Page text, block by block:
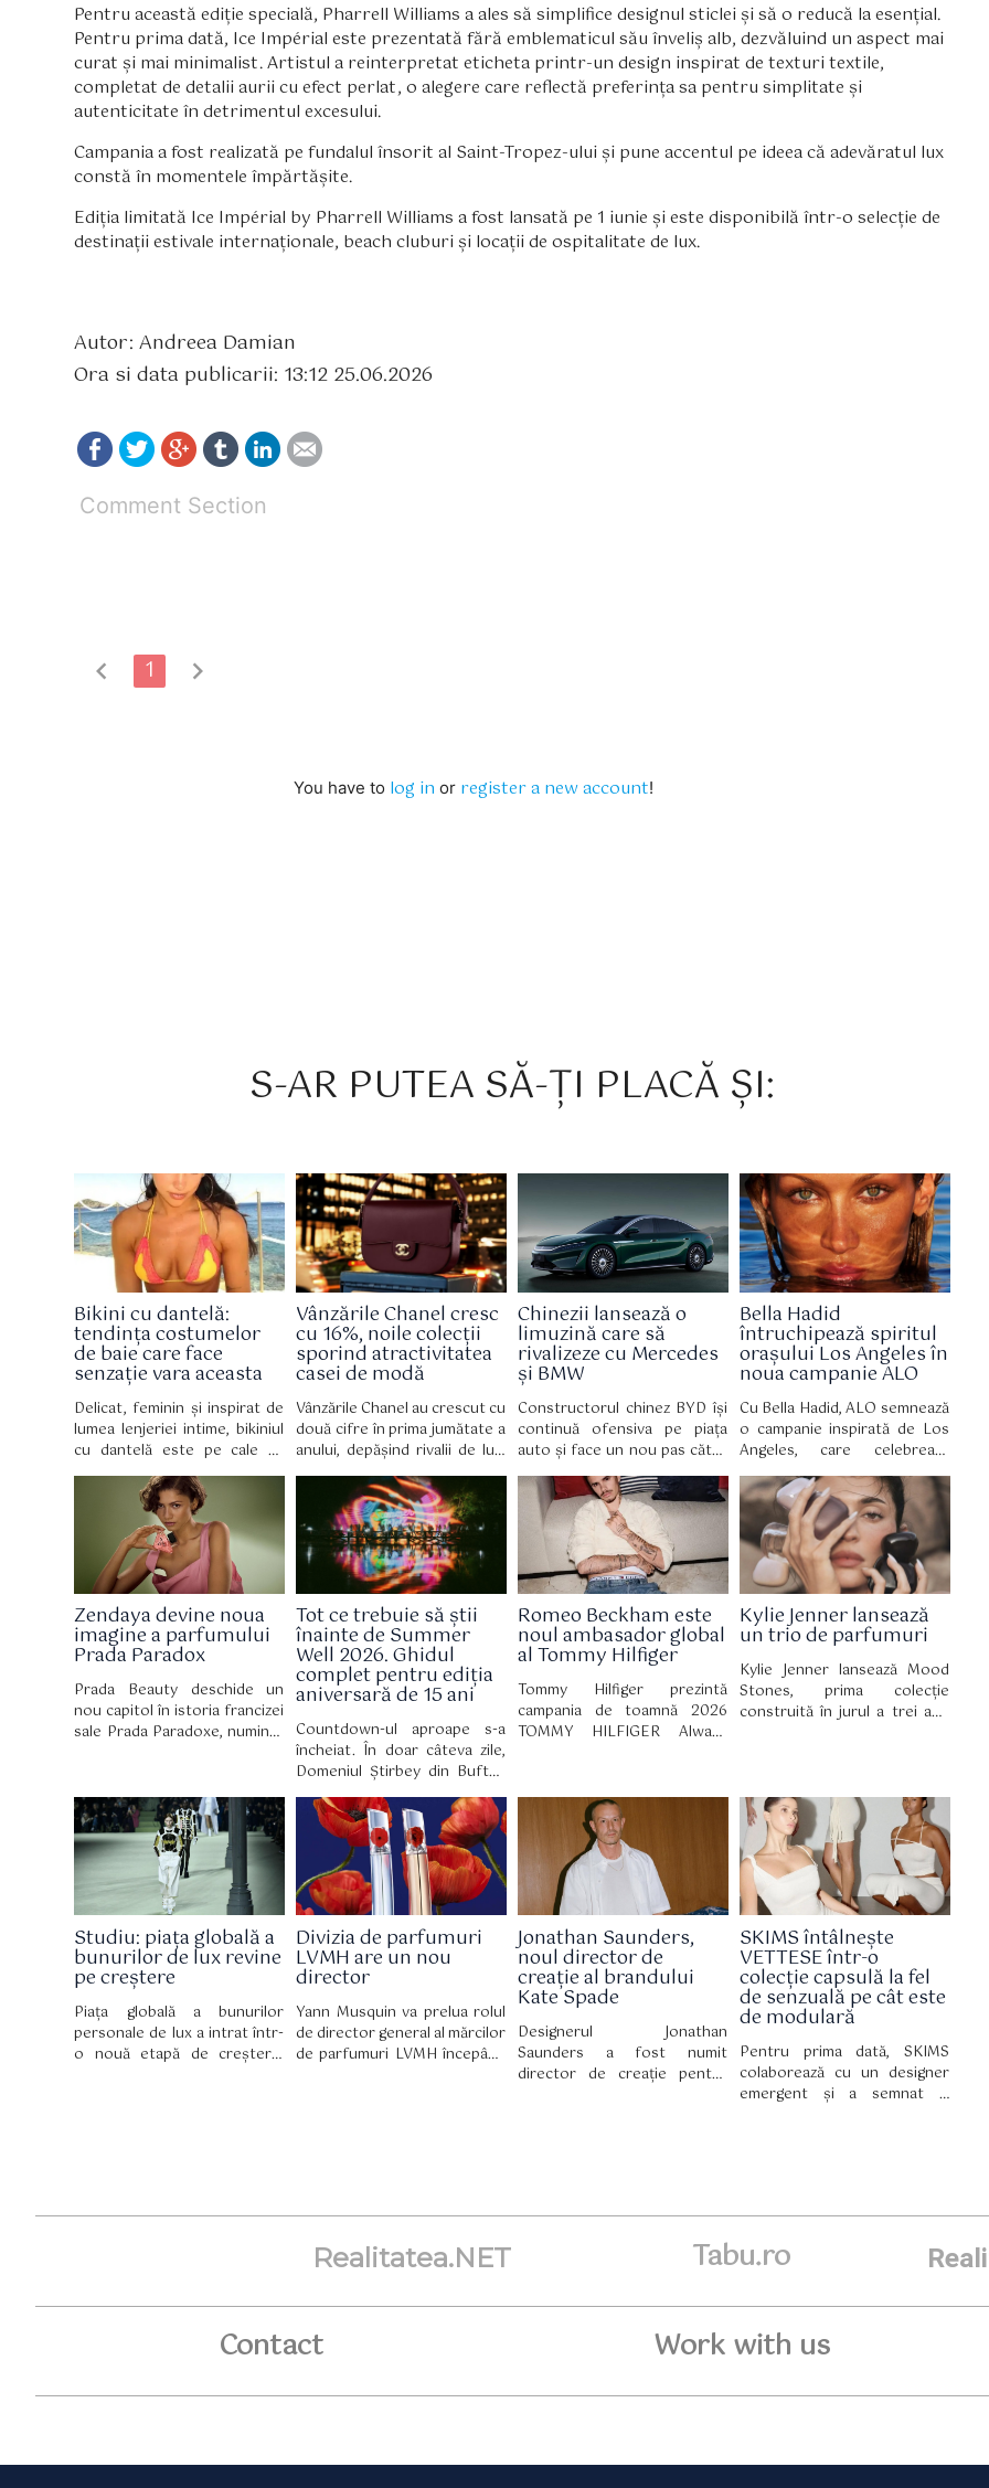
Pentru această ediție specială, Pharrell Williams a ales să simplifice designul sticlei și să o reducă la esențial.
Pentru prima dată, Ice Impérial este prezentată fără emblematicul său înveliș alb, dezvăluind un aspect mai
curat și mai minimalist. Artistul a reinterpretat eticheta printr-un design inspirat de texturi textile,
completat de detalii aurii cu efect perlat, o alegere care reflectă preferința sa pentru simplitate și
autenticitate în detrimentul excesului.
Campania a fost realizată pe fundalul însorit al Saint-Tropez-ului și pune accentul pe ideea că adevăratul lux
constă în momentele împărtășite.
Ediția limitată Ice Impérial by Pharrell Williams a fost lansată pe 1 iunie și este disponibilă într-o selecție de
destinații estivale internaționale, beach cluburi și locații de ospitalitate de lux.
Autor: Andreea Damian
Ora si data publicarii: 13:12 25.06.2026
Comment Section
chevron_left 1 chevron_right
You have to log in or register a new account!
S-AR PUTEA SĂ-ȚI PLACĂ ȘI:
Bikini cu dantelă:
tendința costumelor
de baie care face
senzație vara aceasta
Delicat, feminin și inspirat de
lumea lenjeriei intime, bikiniul
cu dantelă este pe cale să
devină piesa vestimentară
obligatorie a verii 2026,
reinventând costumul de baie
cu o eleganță retro irezistibilă.
Vânzările Chanel cresc
cu 16%, noile colecții
sporind atractivitatea
casei de modă
Vânzările Chanel au crescut cu
două cifre în prima jumătate a
anului, depășind rivalii de lux,
inclusiv LVMH, deoarece
cumpărătorii bogați au
cheltuit o grămadă de bani pe
noile creații de modă ale
designerului Matthieu Blazy.
Chinezii lansează o
limuzină care să
rivalizeze cu Mercedes
și BMW
Constructorul chinez BYD își
continuă ofensiva pe piața
auto și face un nou pas către
segmentul premium, odată cu
lansarea modelului Da Han, o
limuzină electrică de mari
dimensiuni care țintește
direct rivali consacrați precum
Mercedes S-Class, Mercedes
EQS și BMW Seria 7.
Bella Hadid
întruchipează spiritul
orașului Los Angeles în
noua campanie ALO
Cu Bella Hadid, ALO semnează
o campanie inspirată de Los
Angeles, care celebrează
bunăstarea autentică, bazată
pe echilibru, mișcare și
acceptare de sine.
Zendaya devine noua
imagine a parfumului
Prada Paradox
Prada Beauty deschide un
nou capitol în istoria francizei
sale Prada Paradoxe, numind-
simplu parteneriat, această
colaborare celebrează o
personalitate multifațetată,
perfect aliniată cu lumea casei
de modă italiene, însoțind
totodată lansarea parfumului
Prada Paradoxe Sweet
Chemistry Eau de Parfum, o
nouă creație olfactivă cu o
semnătură fructată și florală.
Tot ce trebuie să știi
înainte de Summer
Well 2026. Ghidul
complet pentru ediția
aniversară de 15 ani
Countdown-ul aproape s-a
încheiat. În doar câteva zile,
Domeniul Știrbey din Buftea
devine din nou locul în care
zeci de mii de oameni vin
pentru trei zile de muzică,
artă, nopți lungi și experiențe
care definesc vara. La 15 ani
de la prima ediție, Summer
Well revine cu un line-up
eclectic și un univers
construit în jurul culturii
contemporane.
Romeo Beckham este
noul ambasador global
al Tommy Hilfiger
Tommy Hilfiger prezintă
campania de toamnă 2026
TOMMY HILFIGER Always
filmată în cadrul hotelului The
Mark, unde stilul newyorkez și
influența culturală se
întâlnesc.
Kylie Jenner lansează
un trio de parfumuri
Kylie Jenner lansează Mood
Stones, prima colecție
construită în jurul a trei ape
Cosmetics, iar din 2 august
este disponibilă și în
magazinele partenerilor..
Studiu: piața globală a
bunurilor de lux revine
pe creștere
Piața globală a bunurilor
personale de lux a intrat într-
o nouă etapă de creștere,
Divizia de parfumuri
LVMH are un nou
director
Yann Musquin va prelua rolul
de director general al mărcilor
de parfumuri LVMH începând
Jonathan Saunders,
noul director de
creație al brandului
Kate Spade
Designerul Jonathan
Saunders a fost numit
director de creație pentru
SKIMS întâlnește
VETTESE într-o
colecție capsulă la fel
de senzuală pe cât este
de modulară
Pentru prima dată, SKIMS
colaborează cu un designer
emergent și a semnat o
Realitatea.NET Tabu.ro
Contact Work with us